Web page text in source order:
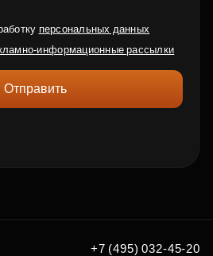
персональных данных
информационные рассылки
Отправить
+7 (495) 032-45-20